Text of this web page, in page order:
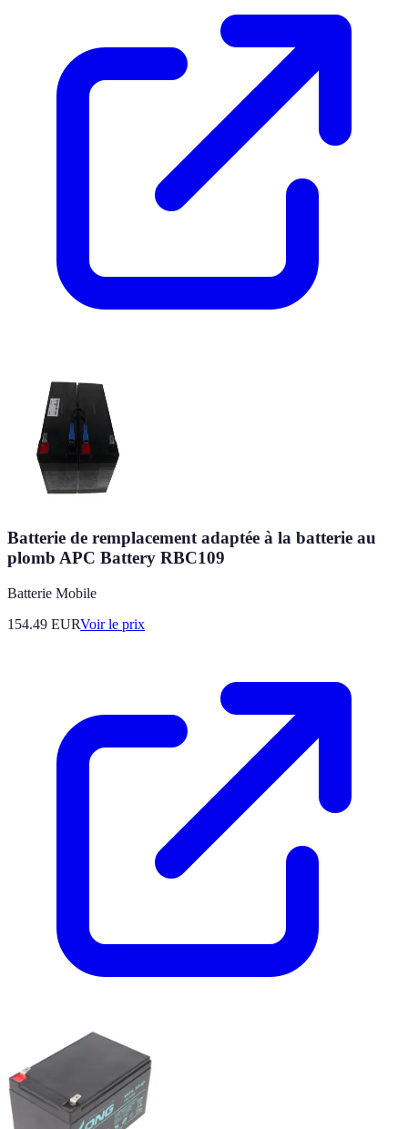
Batterie de remplacement adaptée à la batterie au
plomb APC Battery RBC109
Batterie Mobile
154.49 EURVoir le prix